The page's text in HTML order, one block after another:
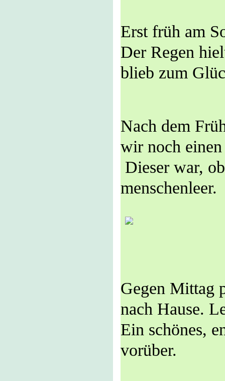
Erst früh am
Der Regen
blieb zum
Nach dem
wir noch
Dieser war,
menschenleer.
Gegen Mittag
nach Hause.
Ein schönes,
vorüber.